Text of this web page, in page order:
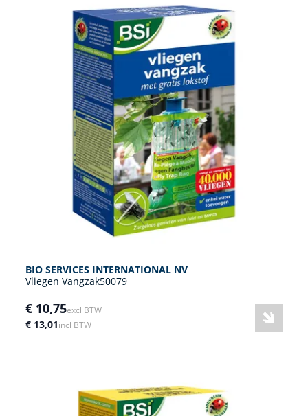
BIO SERVICES INTERNATIONAL NV
Vliegen Vangzak50079
€ 10,75excl BTW
€ 13,01incl BTW